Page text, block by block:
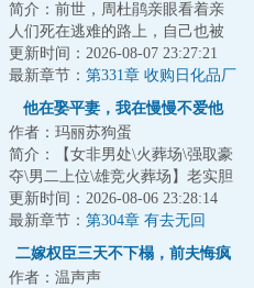
简介：前世，周杜鹃亲眼看着亲
人们死在逃难的路上，自己也被
金兵殴打致死 。&lt;br/&gt;再次
睁眼，她竟...
更新时间：2026-08-07 23:27:21
最新章节： 第331章 收购日化品厂
他在娶平妻，我在慢慢不爱他
作者：玛丽苏狗蛋
简介：【女非男处\火葬场\强取豪
夺\男二上位\雄竞火葬场】老实胆
小娇美人妇&amp;疯批死装阴暗权
臣宋窈本...
更新时间：2026-08-06 23:28:14
最新章节： 第304章 有去无回
二嫁权臣三天不下榻，前夫悔疯
作者：温声声